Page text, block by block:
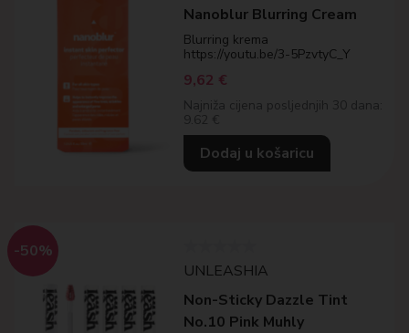
Nanoblur Blurring Cream
Blurring krema
https://youtu.be/3-5PzvtyC_Y
9,62 €
Najniža cijena posljednjih 30 dana:
9.62 €
Dodaj u košaricu
-50%
UNLEASHIA
Non-Sticky Dazzle Tint
No.10 Pink Muhly